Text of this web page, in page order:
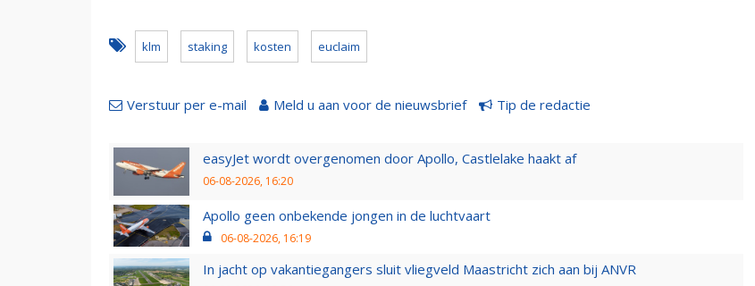
klm staking kosten euclaim
Verstuur per e-mail Meld u aan voor de nieuwsbrief Tip de redactie
easyJet wordt overgenomen door Apollo, Castlelake haakt af
06-08-2026, 16:20
Apollo geen onbekende jongen in de luchtvaart
06-08-2026, 16:19
In jacht op vakantiegangers sluit vliegveld Maastricht zich aan bij ANVR